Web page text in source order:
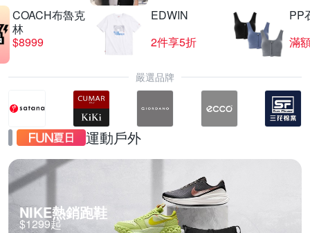
COACH布魯克
林
$8999
EDWIN
2件享5折
PP
滿
嚴選品牌
運動戶外
NIKE熱銷跑鞋
$1299起